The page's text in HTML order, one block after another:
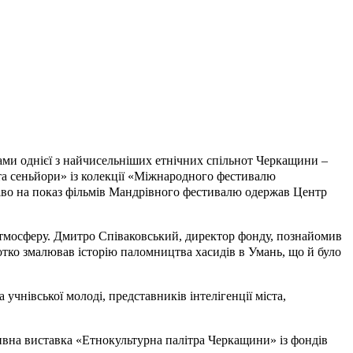
однієї з найчисельніших етнічних спільнот Черкащини –
із колекції «Міжнародного фестивалю
на показ фільмів Мандрівного фестивалю одержав Центр
Дмитро Співаковський, директор фонду, познайомив
змалював історію паломництва хасидів в Умань, що й було
молоді, представників інтелігенції міста,
виставка «Етнокультурна палітра Черкащини» із фондів